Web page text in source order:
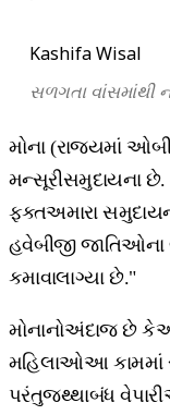
Kashifa Wisal
સળગતા વાંસમાંથી
મોના (રાજ્યમાં
મન્સૂરીસમુદાયના છે.
ફક્તઅમારા
હવેબીજી જાતિઓના
કમાવાલાગ્યા છે."
મોનાનોઅંદાજ છે
મહિલાઓઆ કામમાં
પરંતુજથ્થાબંધ